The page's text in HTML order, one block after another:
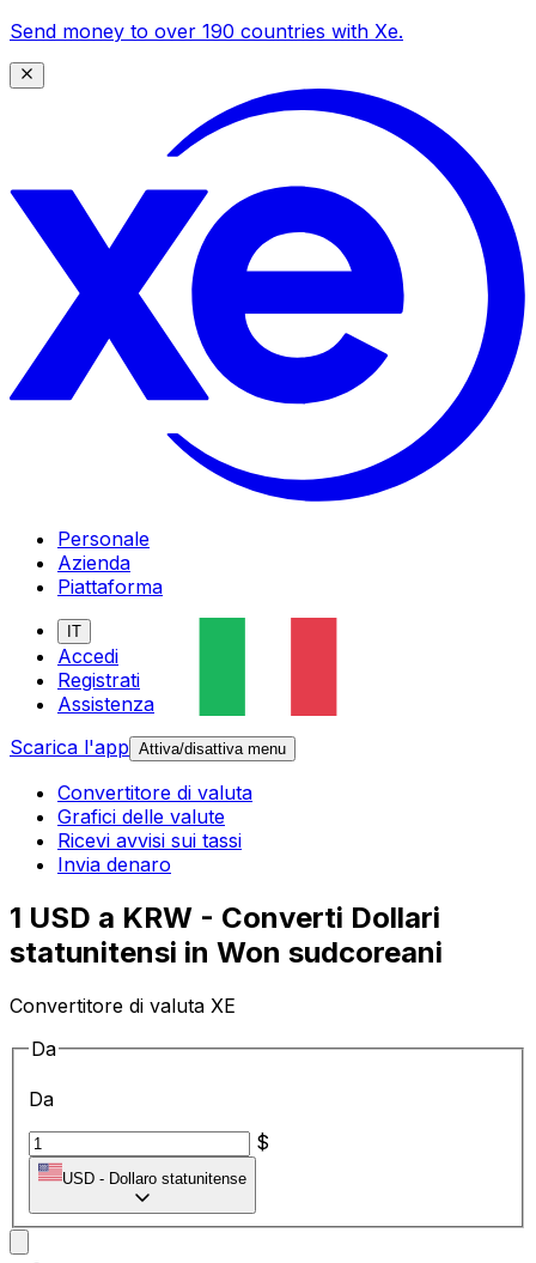
Send money to over 190 countries with Xe.
Personale
Azienda
Piattaforma
IT
Accedi
Registrati
Assistenza
Scarica l'app Attiva/disattiva menu
Convertitore di valuta
Grafici delle valute
Ricevi avvisi sui tassi
Invia denaro
1 USD a KRW - Converti Dollari
statunitensi in Won sudcoreani
Convertitore di valuta XE
Da
Da
$
USD - Dollaro statunitense